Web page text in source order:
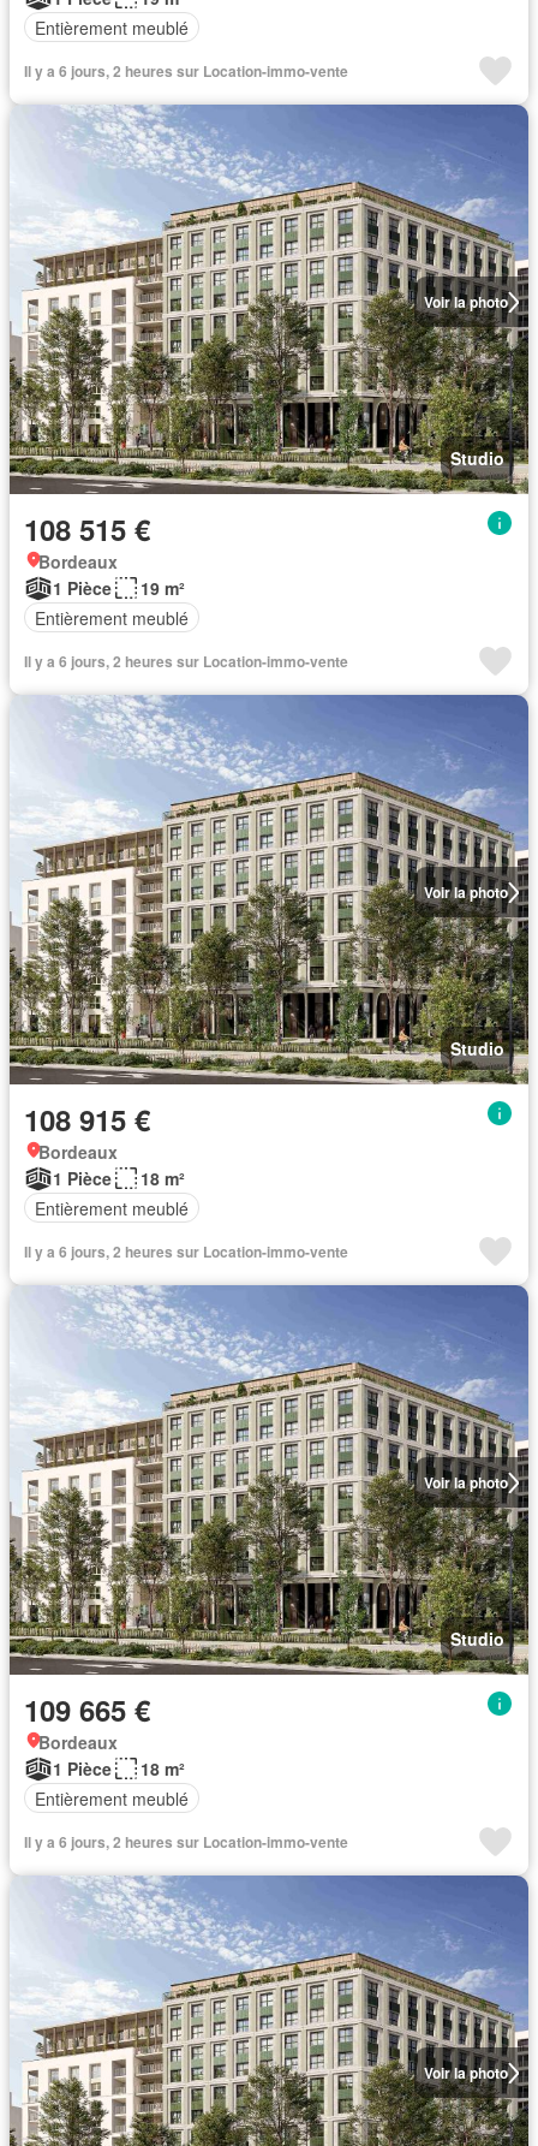
Entièrement meublé
Il y a 6 jours, 2 heures sur Location-immo-vente
Voir la photo
Studio
108 515 €
Bordeaux
1 Pièce
19 m²
Entièrement meublé
Il y a 6 jours, 2 heures sur Location-immo-vente
Voir la photo
Studio
108 915 €
Bordeaux
1 Pièce
18 m²
Entièrement meublé
Il y a 6 jours, 2 heures sur Location-immo-vente
Voir la photo
Studio
109 665 €
Bordeaux
1 Pièce
18 m²
Entièrement meublé
Il y a 6 jours, 2 heures sur Location-immo-vente
Voir la photo